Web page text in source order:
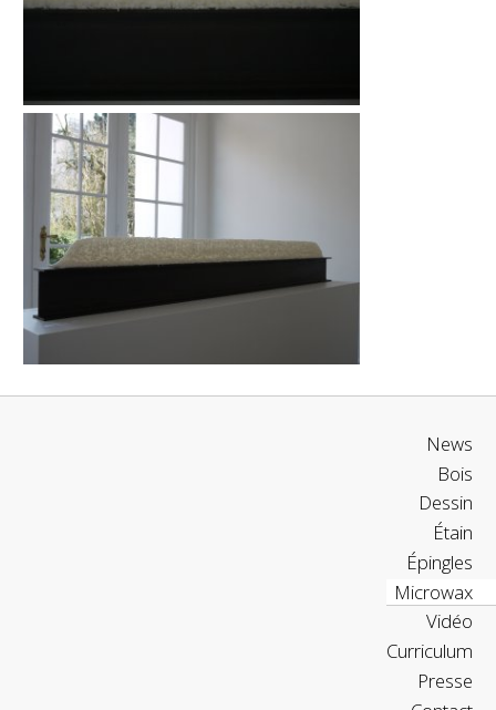
News
Bois
Dessin
Étain
Épingles
Microwax
Vidéo
Curriculum
Presse